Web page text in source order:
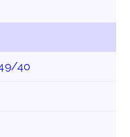
40